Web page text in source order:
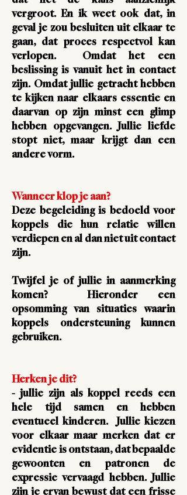
vergroot. En ik weet ook dat, in
geval je zou besluiten uit elkaar te
gaan, dat proces respectvol kan
verlopen. Omdat het een
beslissing is vanuit het in contact
zijn. Omdat jullie getracht hebben
te kijken naar elkaars essentie en
daarvan op zijn minst een glimp
hebben opgevangen. Jullie liefde
stopt niet, maar krijgt dan een
andere vorm.
Wanneer klop je aan?
Deze begeleiding is bedoeld voor
koppels die hun relatie willen
verdiepen en al dan niet uit contact
zijn.
Twijfel je of jullie in aanmerking
komen? Hieronder een
opsomming van situaties waarin
koppels ondersteuning kunnen
gebruiken.
Herken je dit?
- jullie zijn als koppel reeds een
hele tijd samen en hebben
eventueel kinderen. Jullie kiezen
voor elkaar maar merken dat er
evidentie is ontstaan, dat bepaalde
gewoonten en patronen de
expressie vervaagd hebben. Jullie
zijn je ervan bewust dat een frisse